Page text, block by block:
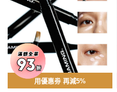
用優惠劵 再減5%